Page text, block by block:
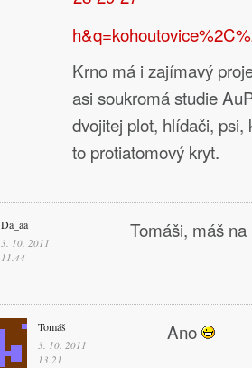
Krno má i zajímavý
asi soukromá studie
dvojitej plot, hlídači,
to protiatomový kryt.
Da_aa
3. 10. 2011
11.44
Tomáši, máš
Tomáš
3. 10. 2011
13.21
Ano